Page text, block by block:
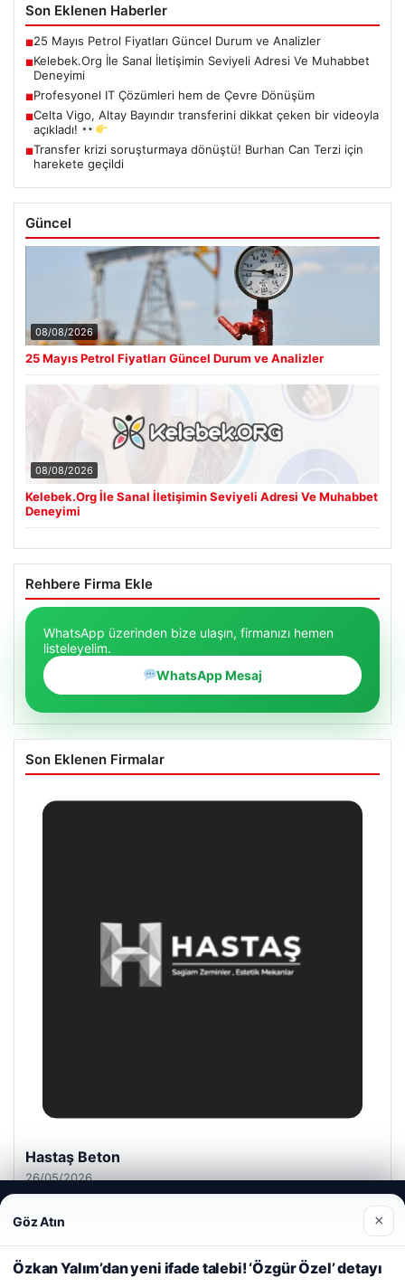
Son Eklenen Haberler
■25 Mayıs Petrol Fiyatları Güncel Durum ve Analizler
■Kelebek.Org İle Sanal İletişimin Seviyeli Adresi Ve Muhabbet
Deneyimi
■Profesyonel IT Çözümleri hem de Çevre Dönüşüm
■Celta Vigo, Altay Bayındır transferini dikkat çeken bir videoyla
açıkladı!
■Transfer krizi soruşturmaya dönüştü! Burhan Can Terzi için
harekete geçildi
Güncel
08/08/2026
25 Mayıs Petrol Fiyatları Güncel Durum ve Analizler
08/08/2026
Kelebek.Org İle Sanal İletişimin Seviyeli Adresi Ve Muhabbet
Deneyimi
Rehbere Firma Ekle
WhatsApp üzerinden bize ulaşın, firmanızı hemen
listeleyelim.
WhatsApp Mesaj
Son Eklenen Firmalar
Hastaş Beton
26/05/2026
deneyiminizi kişiselleştirmek ve geliştirmek amacıyla çerezler
kullanıyoruz.Çerez Politikamız
Reddet Kabul Et
Göz Atın ×
Özkan Yalım’dan yeni ifade talebi! ‘Özgür Özel’ detayı